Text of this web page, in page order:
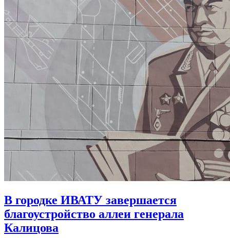
В городке ИВАТУ завершается
благоустройство аллеи генерала
Калицова